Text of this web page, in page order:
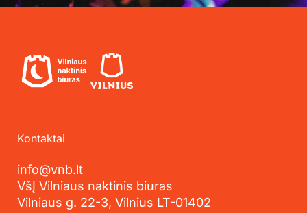
Kontaktai
info@vnb.lt
VšĮ Vilniaus naktinis biuras
Vilniaus g. 22-3, Vilnius LT-01402